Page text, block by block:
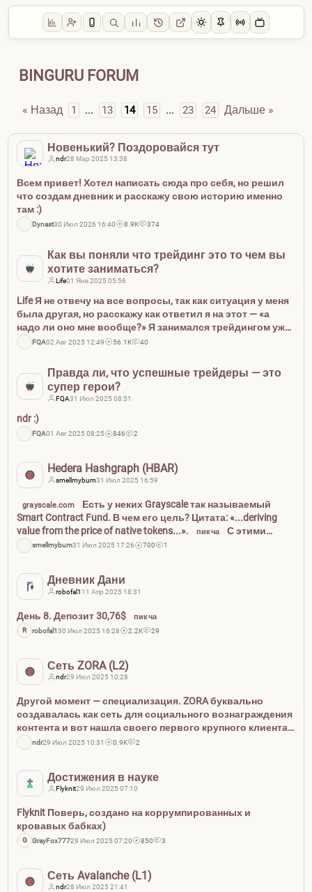
BINGURU FORUM
« Назад 1 ... 13 14 15 ... 23 24 Дальше »
Новенький? Поздоровайся тут
ndr28 Мар 2025 13:38
Всем привет! Хотел написать сюда про себя, но решил
что создам дневник и расскажу свою историю именно
там :)
Dynast30 Июл 2026 16:40 8.9K 374
Как вы поняли что трейдинг это то чем вы
хотите заниматься?
Life01 Янв 2025 05:56
Life Я не отвечу на все вопросы, так как ситуация у меня
была другая, но расскажу как ответил я на этот — «а
надо ли оно мне вообще?» Я занимался трейдингом уже
1.5 года, как ко мне пришла мысль — «а надо ли оно мне
FQA02 Авг 2025 12:49 56.1K 40
Правда ли, что успешные трейдеры — это
супер герои?
FQA31 Июл 2025 08:51
ndr :)
FQA01 Авг 2025 08:25 846 2
Hedera Hashgraph (HBAR)
smellmybum31 Июл 2025 16:59
grayscale.com
Есть у неких Grayscale так называемый
Smart Contract Fund. В чем его цель? Цитата: «...deriving
value from the price of native tokens...».
пикча
С этими
пациентами все понятно. Нравится такое. Эфирчик,
Солана, мемы, экосистема и прочее. Sui...
smellmybum31 Июл 2025 17:26 700 1
Дневник Дани
robofal1 11 Апр 2025 18:31
День 8. Депозит 30,76$ пикча
R robofal130 Июл 2025 16:28 2.2K 29
Сеть ZORA (L2)
ndr29 Июл 2025 10:28
Другой момент — специализация. ZORA буквально
создавалась как сеть для социального вознаграждения
контента и вот нашла своего первого крупного клиента.
Глядя на сотню сетей L2, задаемся вопросом — зачем эта
ndr29 Июл 2025 10:31 0.9K 2
Достижения в науке
Flyknit29 Июл 2025 07:10
Flyknit Поверь, создано на коррумпированных и
кровавых бабках)
G GrayFox77729 Июл 2025 07:20 850 3
Сеть Avalanche (L1)
ndr28 Июл 2025 21:41